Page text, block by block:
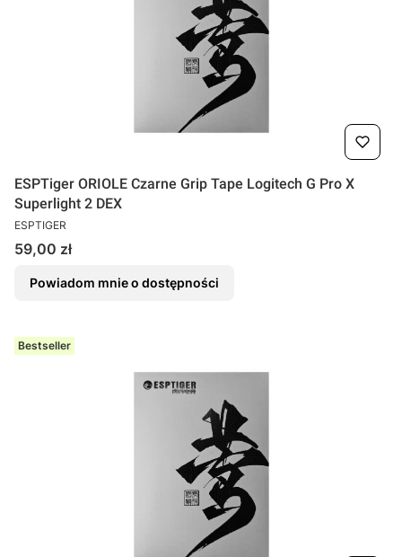
ESPTiger ORIOLE Czarne Grip Tape Logitech G Pro X
Superlight 2 DEX
PRODUCENT
ESPTIGER
Cena
59,00 zł
Powiadom mnie o dostępności
Bestseller